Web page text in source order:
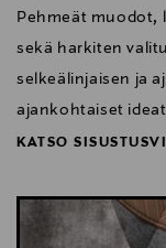
Pehmeät muodot,
sekä harkiten
selkeälinjaisen ja
ajankohtaiset
KATSO
KATSO